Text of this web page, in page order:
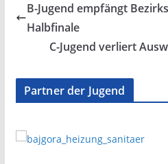
B-Jugend empfängt
Halbfinale
C-Jugend verliert
Partner der Jugend